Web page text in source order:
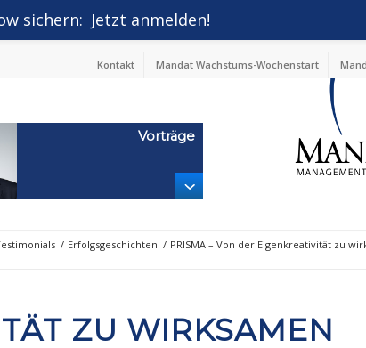
Kontakt Mandat Wachstums-Wochenstart
Vorträge
/ Erfolgsgeschichten / PRISMA – Von der Eigenkreativität zu
ZU WIRKSAMEN
sichern: Jetzt anmelden!